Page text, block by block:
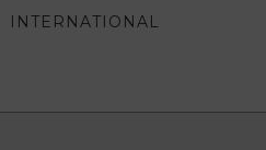
INTERNATIONAL